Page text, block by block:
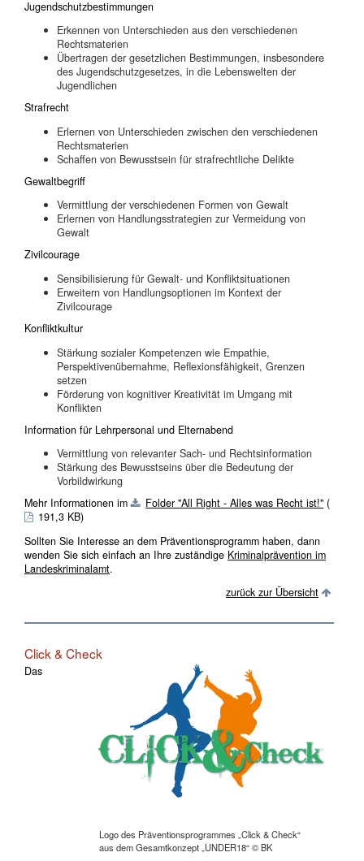
Jugendschutzbestimmungen
Erkennen von Unterschieden aus den verschiedenen
Rechtsmaterien
Übertragen der gesetzlichen Bestimmungen, insbesondere
des Jugendschutzgesetzes, in die Lebenswelten der
Jugendlichen
Strafrecht
Erlernen von Unterschieden zwischen den verschiedenen
Rechtsmaterien
Schaffen von Bewusstsein für strafrechtliche Delikte
Gewaltbegriff
Vermittlung der verschiedenen Formen von Gewalt
Erlernen von Handlungsstrategien zur Vermeidung von
Gewalt
Zivilcourage
Sensibilisierung für Gewalt- und Konfliktsituationen
Erweitern von Handlungsoptionen im Kontext der
Zivilcourage
Konfliktkultur
Stärkung sozialer Kompetenzen wie Empathie,
Perspektivenübernahme, Reflexionsfähigkeit, Grenzen
setzen
Förderung von kognitiver Kreativität im Umgang mit
Konflikten
Information für Lehrpersonal und Elternabend
Vermittlung von relevanter Sach- und Rechtsinformation
Stärkung des Bewusstseins über die Bedeutung der
Vorbildwirkung
Mehr Informationen im
Folder "All Right - Alles was Recht ist!" (
191,3 KB)
Sollten Sie Interesse an dem Präventionsprogramm haben, dann
wenden Sie sich einfach an Ihre zuständige Kriminalprävention im
Landeskriminalamt.
zurück zur Übersicht
Click & Check
Logo des Präventionsprogrammes „Click & Check“
aus dem Gesamtkonzept „UNDER18“ © BK
Das